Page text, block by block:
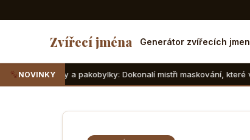
Zvířecí jména Generátor zvířecích jmen
NOVINKY
pakobylky: Dokonalí mistři maskování, které v teráriu sotva